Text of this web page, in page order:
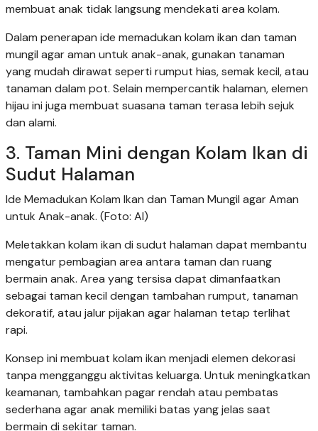
membuat anak tidak langsung mendekati area kolam.
Dalam penerapan ide memadukan kolam ikan dan taman
mungil agar aman untuk anak-anak, gunakan tanaman
yang mudah dirawat seperti rumput hias, semak kecil, atau
tanaman dalam pot. Selain mempercantik halaman, elemen
hijau ini juga membuat suasana taman terasa lebih sejuk
dan alami.
3. Taman Mini dengan Kolam Ikan di
Sudut Halaman
Ide Memadukan Kolam Ikan dan Taman Mungil agar Aman
untuk Anak-anak. (Foto: AI)
Meletakkan kolam ikan di sudut halaman dapat membantu
mengatur pembagian area antara taman dan ruang
bermain anak. Area yang tersisa dapat dimanfaatkan
sebagai taman kecil dengan tambahan rumput, tanaman
dekoratif, atau jalur pijakan agar halaman tetap terlihat
rapi.
Konsep ini membuat kolam ikan menjadi elemen dekorasi
tanpa mengganggu aktivitas keluarga. Untuk meningkatkan
keamanan, tambahkan pagar rendah atau pembatas
sederhana agar anak memiliki batas yang jelas saat
bermain di sekitar taman.